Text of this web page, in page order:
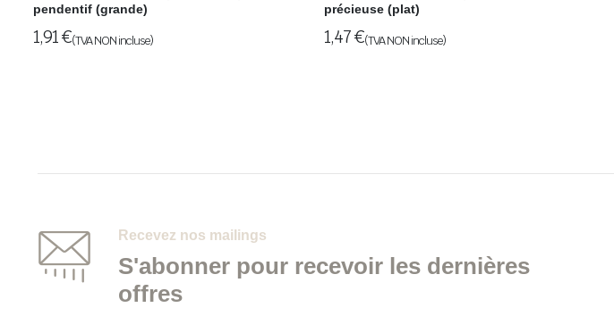
pendentif (grande)
1,91€(TVA NON incluse)
précieuse (plat)
1,47€(TVA NON incluse)
Recevez nos mailings
S'abonner pour recevoir les dernières
offres